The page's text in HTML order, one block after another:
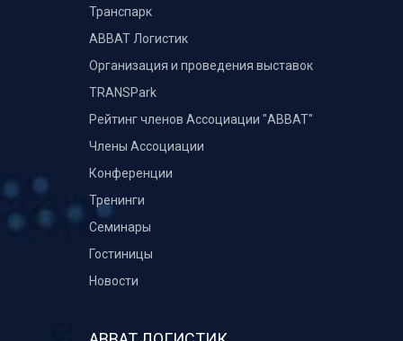
Транспарк
ABBAT Логистик
Организация и проведения выставок
TRANSPark
Рейтинг членов Ассоциации "АВВАТ"
Члены Ассоциации
Конференции
Тренинги
Семинары
Гостиницы
Новости